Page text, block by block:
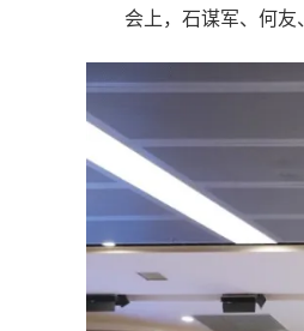
会上，石谋军、何友